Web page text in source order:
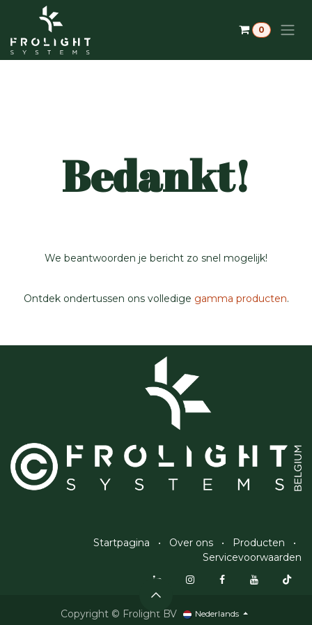
Overslaan naar inhoud
0
Bedankt!
We beantwoorden je bericht zo snel mogelijk!
Ontdek ondertussen ons volledige gamma producten.
Startpagina • Over ons • Producten
•
Servicevoorwaarden
Copyright © Frolight BV Nederlands